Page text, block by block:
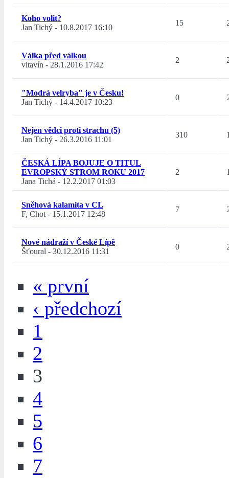
Koho volit?
Jan Tichý - 10.8.2017 16:10
15
Válka před válkou
vltavín - 28.1.2016 17:42
2
"Modrá velryba" je v Česku!
Jan Tichý - 14.4.2017 10:23
0
Nejen vědci proti strachu (5)
Jan Tichý - 26.3.2016 11:01
310
ČESKÁ LÍPA BOJUJE O TITUL
EVROPSKÝ STROM ROKU 2017
Jana Tichá - 12.2.2017 01:03
2
Sněhová kalamita v CL
F, Chot- 15.1.2017 12:48
7
Nové nádraží v České Lípě
Šťoural - 30.12.2016 11:31
0
« první
‹ předchozí
1
2
3
4
5
6
7